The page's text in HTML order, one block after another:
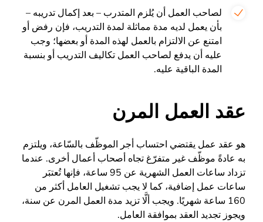
لصاحب العمل أن يُلزم المتدرب – بعد إكمال تدريبه –
بأن يعمل لديه مدة مماثلة لمدة التدريب، فإن رفض أو
امتنع عن الالتزام بالعمل لهذه المدة أو بعضها؛ وجب
عليه أن يدفع لصاحب العمل تكاليف التدريب أو بنسبة
المدة الباقية عليه.
عقد العمل المرن
هو عقد عمل يقتضي احتساب أجر الموظّف بالسّاعة، ويلتزم
به عادةً موظّف غير متفرّغ تجاه أصحاب أعمال أخرى. عندما
تزداد ساعات العمل الشهرية عن 95 ساعة، فإنها تُعتبَر
ساعات عمل إضافية، كما لا يجب تشغيل العامل أكثر من
160 ساعة شهريًا. ويجب ألَّا تزيد مدة العمل المرن عن سنة،
ويجوز تجديد العقد بموافقة العامل.